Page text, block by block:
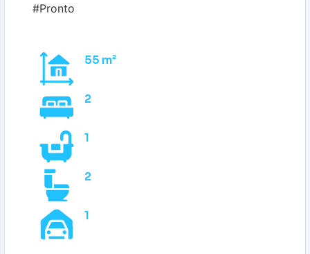
#Pronto
55 m²
2
1
2
1